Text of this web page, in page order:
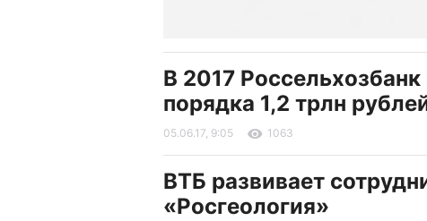
В 2017
порядка 1,2 трлн
05.06.17, 9:05 1063
ВТБ развивает
«Росгеология»